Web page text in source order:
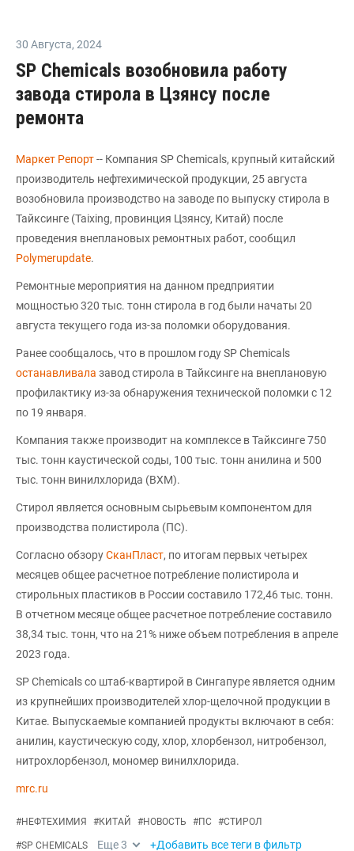
30 Августа, 2024
SP Chemicals возобновила работу
завода стирола в Цзянсу после
ремонта
Маркет Репорт-- Компания SP Chemicals, крупный китайский
производитель нефтехимической продукции, 25 августа
возобновила производство на заводе по выпуску стирола в
Тайксинге (Taixing, провинция Цзянсу, Китай) после
проведения внеплановых ремонтных работ, сообщил
Polymerupdate.
Ремонтные мероприятия на данном предприятии
мощностью 320 тыс. тонн стирола в год были начаты 20
августа текущего года из-за поломки оборудования.
Ранее сообщалось, что в прошлом году SP Chemicals
останавливала завод стирола в Тайксинге на внеплановую
профилактику из-за обнаружения технической поломки с 12
по 19 января.
Компания также производит на комплексе в Тайксинге 750
тыс. тонн каустической соды, 100 тыс. тонн анилина и 500
тыс. тонн винилхлорида (ВХМ).
Стирол является основным сырьевым компонентом для
производства полистирола (ПС).
Согласно обзоруСканПласт, по итогам первых четырех
месяцев общее расчетное потребление полистирола и
стирольных пластиков в России составило 172,46 тыс. тонн.
В отчетном месяце общее расчетное потребление составило
38,34 тыс. тонн, что на 21% ниже объем потребления в апреле
2023 года.
SP Chemicals со штаб-квартирой в Сингапуре является одним
из крупнейших производителей хлор-щелочной продукции в
Китае. Выпускаемые компанией продукты включают в себя:
анилин, каустическую соду, хлор, хлорбензол, нитробензол,
нитрохлорбензол, мономер винилхлорида.
mrc.ru
#НЕФТЕХИМИЯ #КИТАЙ #НОВОСТЬ #ПС #СТИРОЛ
#SP CHEMICALS Еще3 +Добавить все теги в фильтр